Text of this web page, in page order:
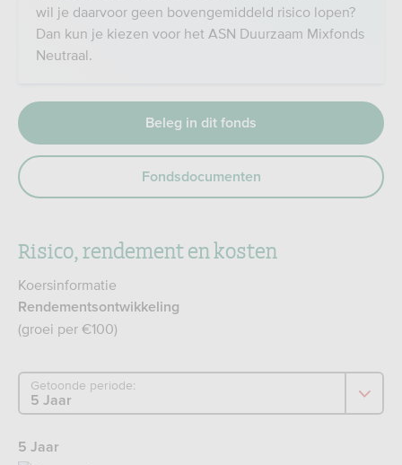
wil je daarvoor geen bovengemiddeld risico lopen?
Dan kun je kiezen voor het ASN Duurzaam Mixfonds
Neutraal.
Beleg in dit fonds
Fondsdocumenten
Risico, rendement en kosten
Koersinformatie
Rendementsontwikkeling
(groei per €100)
Getoonde periode:
5 Jaar